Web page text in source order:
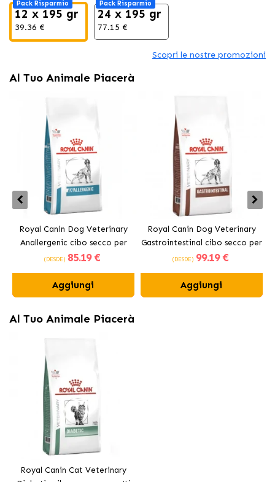
mancanza di appetito.
Questa ricetta
contiene un alto contenuto di calorie
Pack Risparmio
12 x 195 gr
39.36 €
Pack Risparmio
24 x 195 gr
77.15 €
Scopri le nostre promozioni
Al Tuo Animale Piacerà
Royal Canin Dog Veterinary
Anallergenic cibo secco per
cani adulti
(DESDE) 85.19 €
Aggiungi
Royal Canin Dog Veterinary
Gastrointestinal cibo secco per
cani adulti
(DESDE) 99.19 €
Aggiungi
Al Tuo Animale Piacerà
Royal Canin Cat Veterinary